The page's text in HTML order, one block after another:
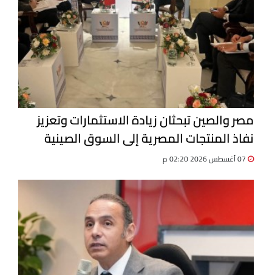
مصر والصين تبحثان زيادة الاستثمارات وتعزيز
نفاذ المنتجات المصرية إلى السوق الصينية